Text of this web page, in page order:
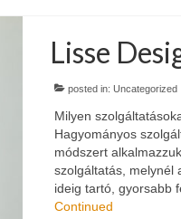
Lisse
posted in: Uncategorized
Milyen
Hagyományos
módszert
szolgáltatás, melynél
ideig tartó, gyorsabb
Continued